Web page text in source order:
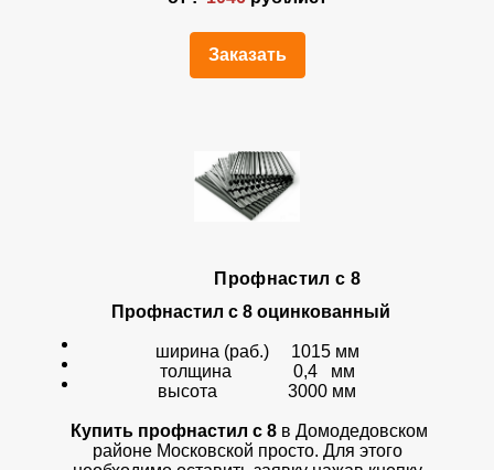
Заказать
Профнастил с 8
Профнастил с 8 оцинкованный
ширина (раб.) 1015 мм
толщина 0,4 мм
высота 3000 мм
Купить профнастил с 8 в Домодедовском
районе Московской просто. Для этого